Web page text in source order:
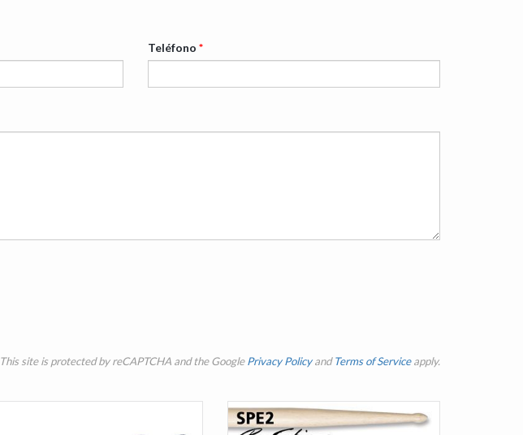
Teléfono *
This site is protected by reCAPTCHA and the GooglePrivacy PolicyandTerms of Serviceapply.